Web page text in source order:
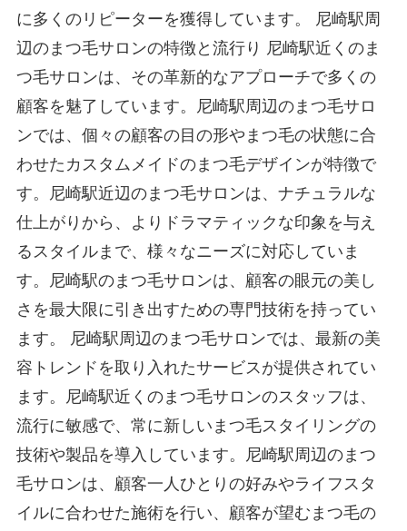
に多くのリピーターを獲得しています。 尼崎駅周
辺のまつ毛サロンの特徴と流行り 尼崎駅近くのま
つ毛サロンは、その革新的なアプローチで多くの
顧客を魅了しています。尼崎駅周辺のまつ毛サロ
ンでは、個々の顧客の目の形やまつ毛の状態に合
わせたカスタムメイドのまつ毛デザインが特徴で
す。尼崎駅近辺のまつ毛サロンは、ナチュラルな
仕上がりから、よりドラマティックな印象を与え
るスタイルまで、様々なニーズに対応していま
す。尼崎駅のまつ毛サロンは、顧客の眼元の美し
さを最大限に引き出すための専門技術を持ってい
ます。 尼崎駅周辺のまつ毛サロンでは、最新の美
容トレンドを取り入れたサービスが提供されてい
ます。尼崎駅近くのまつ毛サロンのスタッフは、
流行に敏感で、常に新しいまつ毛スタイリングの
技術や製品を導入しています。尼崎駅周辺のまつ
毛サロンは、顧客一人ひとりの好みやライフスタ
イルに合わせた施術を行い、顧客が望むまつ毛の